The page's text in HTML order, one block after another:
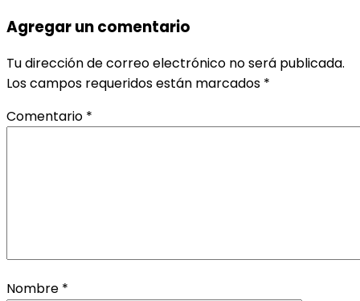
Agregar un comentario
Tu dirección de correo electrónico no será publicada.
Los campos requeridos están marcados *
Comentario *
Nombre *